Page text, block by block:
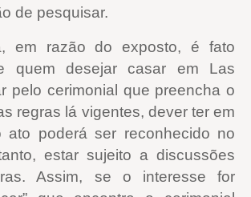
de pesquisar.
em razão do exposto, é fato
quem desejar casar em Las
pelo cerimonial que preencha o
regras lá vigentes, dever ter em
ato poderá ser reconhecido no
estar sujeito a discussões
Assim, se o interesse for